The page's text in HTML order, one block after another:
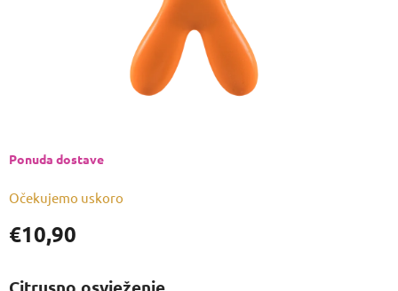
€10,90
Očekujemo uskoro
Ponuda dostave